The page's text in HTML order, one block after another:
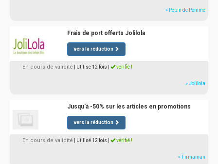
» Pepin de Pomme
Frais de port offerts Jolilola
vers la réduction
En cours de validité | Utilisé 12 fois vérifié !
» Jolilola
Jusqu'à -50% sur les articles en promotions
vers la réduction
En cours de validité | Utilisé 12 fois vérifié !
» Firmaman